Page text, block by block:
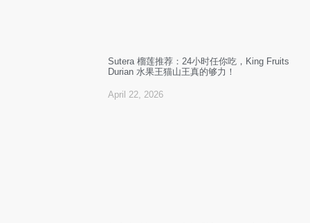
Sutera 榴莲推荐：24小时任你吃，King Fruits
Durian 水果王猫山王真的够力！
April 22, 2026